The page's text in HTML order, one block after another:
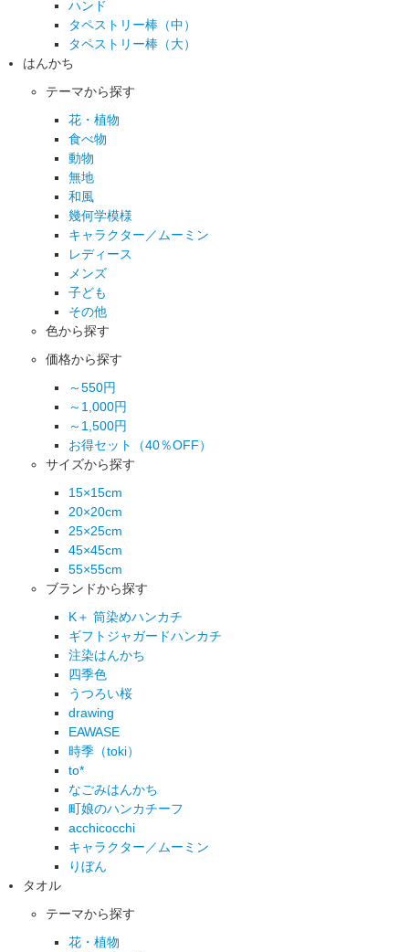
ハンド
タペストリー棒（中）
タペストリー棒（大）
はんかち
テーマから探す
花・植物
食べ物
動物
無地
和風
幾何学模様
キャラクター／ムーミン
レディース
メンズ
子ども
その他
色から探す
価格から探す
～550円
～1,000円
～1,500円
お得セット（40％OFF）
サイズから探す
15×15cm
20×20cm
25×25cm
45×45cm
55×55cm
ブランドから探す
K＋ 筒染めハンカチ
ギフトジャガードハンカチ
注染はんかち
四季色
うつろい桜
drawing
EAWASE
時季（toki）
to*
なごみはんかち
町娘のハンカチーフ
acchicocchi
キャラクター／ムーミン
りぼん
タオル
テーマから探す
花・植物